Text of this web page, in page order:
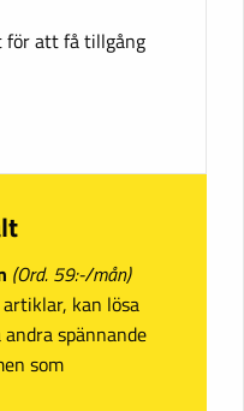
för att få tillgång
(Ord. 59:-/mån)
kan lösa
spännande
som